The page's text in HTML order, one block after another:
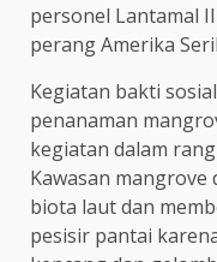
personel Lantamal
perang Amerika
Kegiatan bakti
penanaman
kegiatan dalam
Kawasan
biota laut dan
pesisir pantai